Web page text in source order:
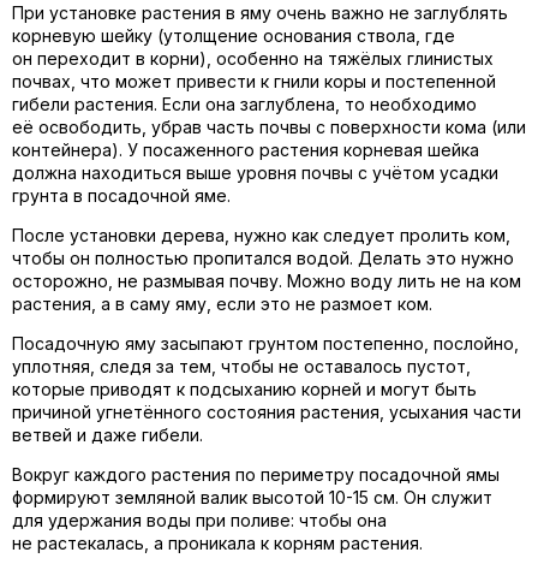
При установке растения в яму очень важно не заглублять
корневую шейку (утолщение основания ствола, где
он переходит в корни), особенно на тяжёлых глинистых
почвах, что может привести к гнили коры и постепенной
гибели растения. Если она заглублена, то необходимо
её освободить, убрав часть почвы с поверхности кома (или
контейнера). У посаженного растения корневая шейка
должна находиться выше уровня почвы с учётом усадки
грунта в посадочной яме.
После установки дерева, нужно как следует пролить ком,
чтобы он полностью пропитался водой. Делать это нужно
осторожно, не размывая почву. Можно воду лить не на ком
растения, а в саму яму, если это не размоет ком.
Посадочную яму засыпают грунтом постепенно, послойно,
уплотняя, следя за тем, чтобы не оставалось пустот,
которые приводят к подсыханию корней и могут быть
причиной угнетённого состояния растения, усыхания части
ветвей и даже гибели.
Вокруг каждого растения по периметру посадочной ямы
формируют земляной валик высотой 10-15 см. Он служит
для удержания воды при поливе: чтобы она
не растекалась, а проникала к корням растения.